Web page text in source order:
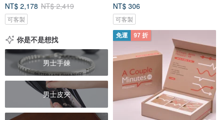
NT$ 2,178 NT$ 2,419
可客製
NT$ 306
可客製
你是不是想找
男士手鍊
男士皮夾
免運 97 折